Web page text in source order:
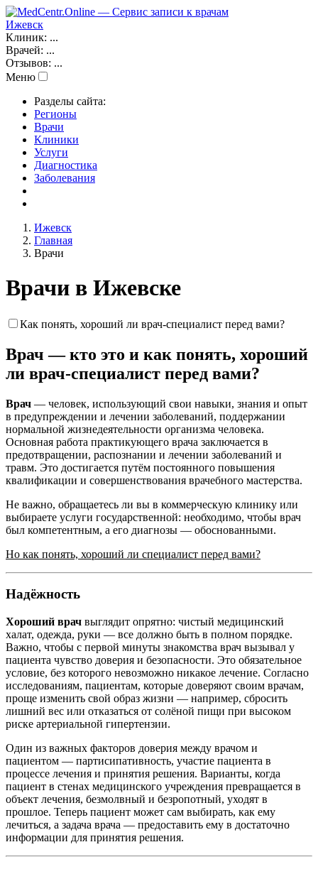
Ижевск
Клиник: ...
Врачей: ...
Отзывов: ...
Меню
Разделы сайта:
Регионы
Врачи
Клиники
Услуги
Диагностика
Заболевания
Ижевск
Главная
Врачи
Врачи в Ижевске
Как понять, хороший ли врач-специалист перед вами?
Врач — кто это и как понять, хороший
ли врач-специалист перед вами?
Врач — человек, использующий свои навыки, знания и опыт
в предупреждении и лечении заболеваний, поддержании
нормальной жизнедеятельности организма человека.
Основная работа практикующего врача заключается в
предотвращении, распознании и лечении заболеваний и
травм. Это достигается путём постоянного повышения
квалификации и совершенствования врачебного мастерства.
Не важно, обращаетесь ли вы в коммерческую клинику или
выбираете услуги государственной: необходимо, чтобы врач
был компетентным, а его диагнозы — обоснованными.
Но как понять, хороший ли специалист перед вами?
Надёжность
Хороший врач выглядит опрятно: чистый медицинский
халат, одежда, руки — все должно быть в полном порядке.
Важно, чтобы с первой минуты знакомства врач вызывал у
пациента чувство доверия и безопасности. Это обязательное
условие, без которого невозможно никакое лечение. Согласно
исследованиям, пациентам, которые доверяют своим врачам,
проще изменить свой образ жизни — например, сбросить
лишний вес или отказаться от солёной пищи при высоком
риске артериальной гипертензии.
Один из важных факторов доверия между врачом и
пациентом — партисипативность, участие пациента в
процессе лечения и принятия решения. Варианты, когда
пациент в стенах медицинского учреждения превращается в
объект лечения, безмолвный и безропотный, уходят в
прошлое. Теперь пациент может сам выбирать, как ему
лечиться, а задача врача — предоставить ему в достаточно
информации для принятия решения.